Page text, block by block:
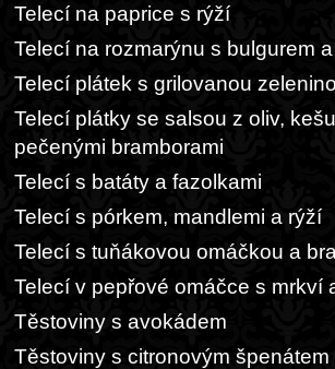
Telecí na paprice s rýží
Telecí na rozmarýnu s bulgurem
Telecí plátek s grilovanou
Telecí plátky se salsou z oliv,
pečenými bramborami
Telecí s batáty a fazolkami
Telecí s pórkem, mandlemi a rýží
Telecí s tuňákovou omáčkou a
Telecí v pepřové omáčce s mrkví
Těstoviny s avokádem
Těstoviny s citronovým špenátem